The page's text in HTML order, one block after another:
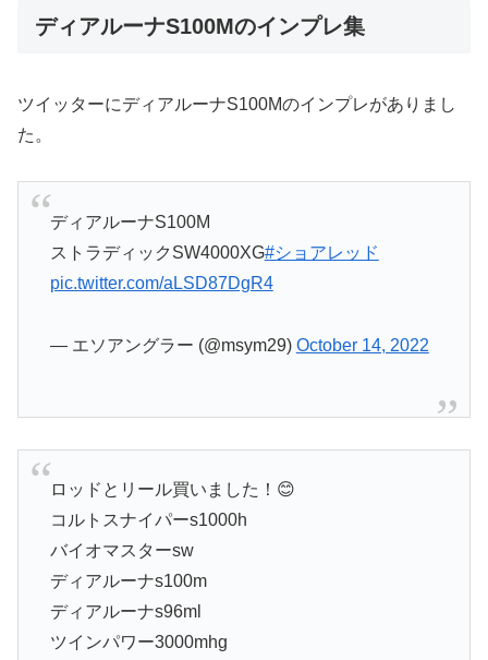
ディアルーナS100Mのインプレ集
ツイッターにディアルーナS100Mのインプレがありまし
た。
ディアルーナS100M
ストラディックSW4000XG#ショアレッド
pic.twitter.com/aLSD87DgR4
— エソアングラー (@msym29) October 14, 2022
ロッドとリール買いました！😊
コルトスナイパーs1000h
バイオマスターsw
ディアルーナs100m
ディアルーナs96ml
ツインパワー3000mhg